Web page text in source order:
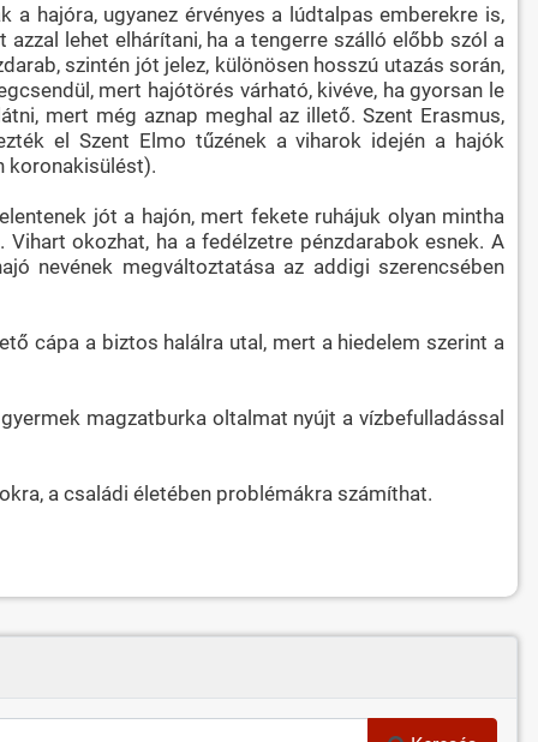
a hajóra, ugyanez érvényes a lúdtalpas emberekre is,
lehet elhárítani, ha a tengerre szálló előbb szól a
szintén jót jelez, különösen hosszú utazás során,
mert hajótörés várható, kivéve, ha gyorsan le
mert még aznap meghal az illető. Szent Erasmus,
el Szent Elmo tűzének a viharok idején a hajók
koronakisülést).
jót a hajón, mert fekete ruhájuk olyan mintha
okozhat, ha a fedélzetre pénzdarabok esnek. A
nevének megváltoztatása az addigi szerencsében
cápa a biztos halálra utal, mert a hiedelem szerint a
magzatburka oltalmat nyújt a vízbefulladással
a családi életében problémákra számíthat.